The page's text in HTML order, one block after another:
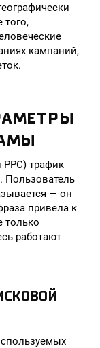
кампаний,
трафик
Пользователь
— он
привела к
только
работают